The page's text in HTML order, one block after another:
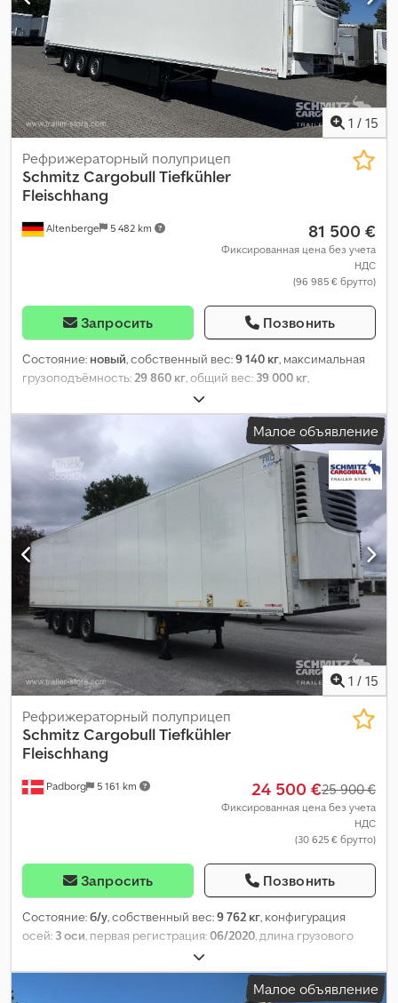
1 / 15
Altenberge 5 482 km
Рефрижераторный полуприцеп
Schmitz CargobullTiefkühler
Fleischhang
81 500 €
Фиксированная цена без учета
НДС
(96 985 € брутто)
Запросить Позвонить
Состояние: новый, собственный вес:9 140 кг, максимальная
грузоподъёмность: 29 860 кг , общий вес: 39 000 кг
, длина грузового отсека:
ширина пространства для загрузки:2 490 мм, высота
, объем грузового пространства:86
м³
, размер шины: 385/65 R22,5, Год выпуска:
2026, Оборудование:
Малое объявление
1 / 15
Padborg 5 161 km
Рефрижераторный полуприцеп
Schmitz CargobullTiefkühler
Fleischhang
24 500 €25 900 €
Фиксированная цена без учета
НДС
(30 625 € брутто)
Запросить Позвонить
Состояние:б/у, собственный вес:9 762 кг, конфигурация
осей: 3 оси, первая регистрация:06/2020, длина грузового
, ширина пространства для загрузки:
мм, высота грузового отсека:2 650 мм, объем грузового
, размер шины:385/55
Малое объявление